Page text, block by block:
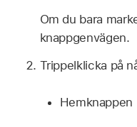
Om du bara
knappgenvägen.
Trippelklicka på
Hemknappen